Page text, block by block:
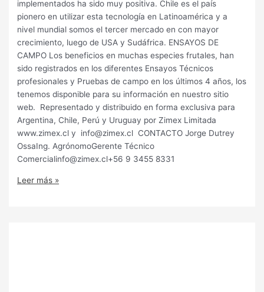
implementados ha sido muy positiva. Chile es el país
pionero en utilizar esta tecnología en Latinoamérica y a
nivel mundial somos el tercer mercado en con mayor
crecimiento, luego de USA y Sudáfrica. ENSAYOS DE
CAMPO Los beneficios en muchas especies frutales, han
sido registrados en los diferentes Ensayos Técnicos
profesionales y Pruebas de campo en los últimos 4 años, los
tenemos disponible para su información en nuestro sitio
web. Representado y distribuido en forma exclusiva para
Argentina, Chile, Perú y Uruguay por Zimex Limitada
www.zimex.cl y info@zimex.cl CONTACTO Jorge Dutrey
OssaIng. AgrónomoGerente Técnico
Comercialinfo@zimex.cl+56 9 3455 8331
Leer más »